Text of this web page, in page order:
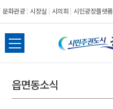
문화관광 시장실 시의회 시민광장플랫폼
시
민
전
체
뉴
열
읍면동소식